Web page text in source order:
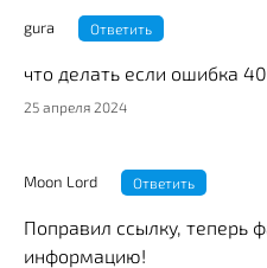
gura Ответить
что делать если ошибка
25 апреля 2024
Moon Lord Ответить
Поправил ссылку, теперь
информацию!